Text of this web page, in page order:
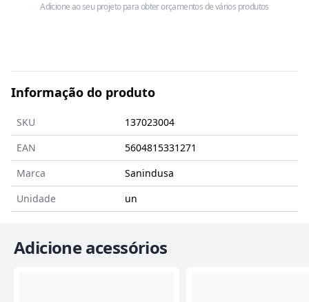
Adicione ao seu projeto para obter orçamentos de vários produtos
Informação do produto
SKU
137023004
EAN
5604815331271
Marca
Sanindusa
Unidade
un
Adicione acessórios